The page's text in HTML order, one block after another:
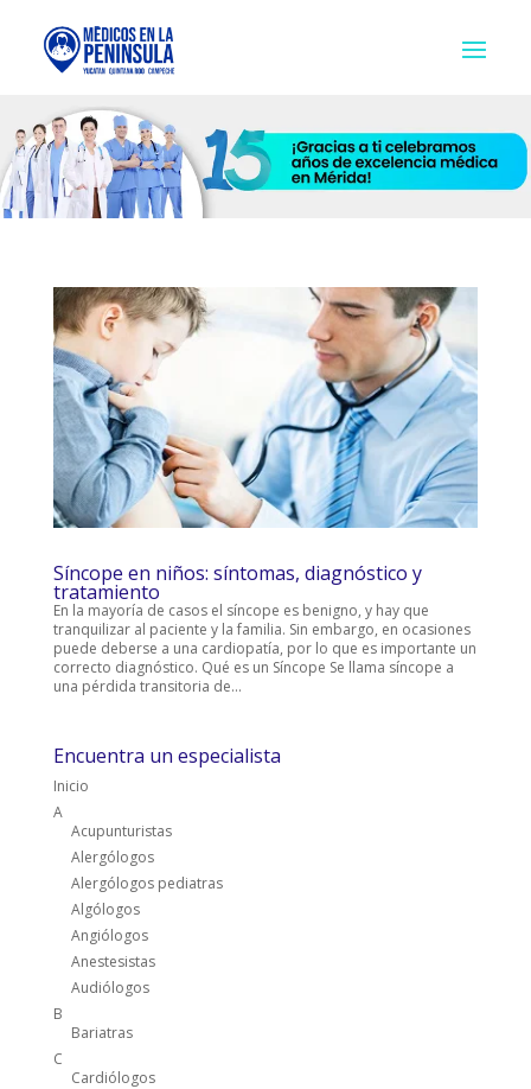
Síncope en niños: síntomas, diagnóstico y
tratamiento
En la mayoría de casos el síncope es benigno, y hay que
tranquilizar al paciente y la familia. Sin embargo, en ocasiones
puede deberse a una cardiopatía, por lo que es importante un
correcto diagnóstico. Qué es un Síncope Se llama síncope a
una pérdida transitoria de...
Encuentra un especialista
Inicio
A
Acupunturistas
Alergólogos
Alergólogos pediatras
Algólogos
Angiólogos
Anestesistas
Audiólogos
B
Bariatras
C
Cardiólogos